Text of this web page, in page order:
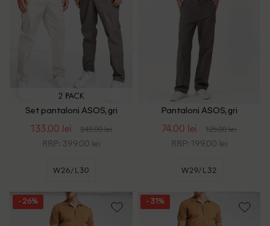
Set pantaloni ASOS, gri
133.00 lei 245.00 lei
RRP: 399.00 lei
W26/L30
Pantaloni ASOS, gri
74.00 lei 125.00 lei
RRP: 199.00 lei
W29/L32
- 26% - 31%